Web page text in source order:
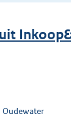
Oudewater